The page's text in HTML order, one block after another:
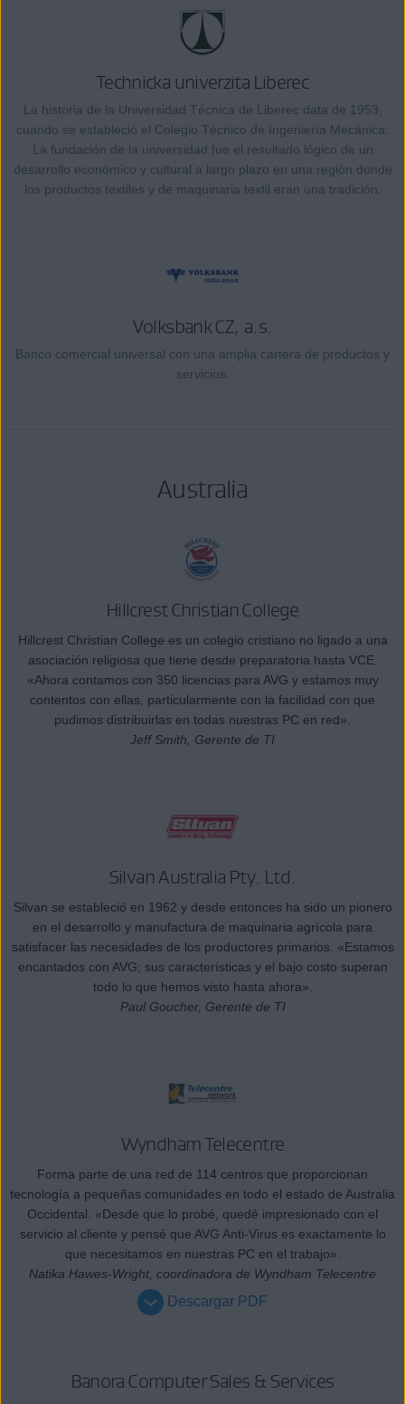
Technicka univerzita Liberec
La historia de la Universidad Técnica de Liberec data de 1953,
cuando se estableció el Colegio Técnico de Ingeniería Mecánica.
La fundación de la universidad fue el resultado lógico de un
desarrollo económico y cultural a largo plazo en una región donde
los productos textiles y de maquinaria textil eran una tradición.
Volksbank CZ, a.s.
Banco comercial universal con una amplia cartera de productos y
servicios.
Australia
Hillcrest Christian College
Hillcrest Christian College es un colegio cristiano no ligado a una
asociación religiosa que tiene desde preparatoria hasta VCE.
«Ahora contamos con 350 licencias para AVG y estamos muy
contentos con ellas, particularmente con la facilidad con que
pudimos distribuirlas en todas nuestras PC en red».
Jeff Smith, Gerente de TI
Silvan Australia Pty. Ltd.
Silvan se estableció en 1962 y desde entonces ha sido un pionero
en el desarrollo y manufactura de maquinaria agrícola para
satisfacer las necesidades de los productores primarios. «Estamos
encantados con AVG; sus características y el bajo costo superan
todo lo que hemos visto hasta ahora».
Paul Goucher, Gerente de TI
Wyndham Telecentre
Forma parte de una red de 114 centros que proporcionan
tecnología a pequeñas comunidades en todo el estado de Australia
Occidental. «Desde que lo probé, quedé impresionado con el
servicio al cliente y pensé que AVG Anti-Virus es exactamente lo
que necesitamos en nuestras PC en el trabajo».
Natika Hawes-Wright, coordinadora de Wyndham Telecentre
Descargar PDF
Banora Computer Sales & Services